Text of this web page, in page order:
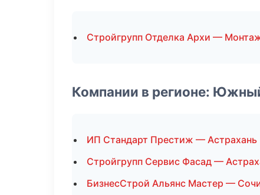
Стройгрупп Отделка Архи —
Компании в регионе:
ИП Стандарт Престиж — Астрахань
Стройгрупп Сервис Фасад —
БизнесСтрой Альянс Мастер —